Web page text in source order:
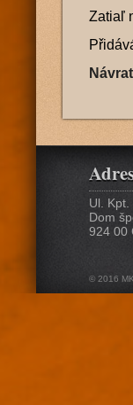
Zatiaľ
Ul.
Dom
924 00
© 2016